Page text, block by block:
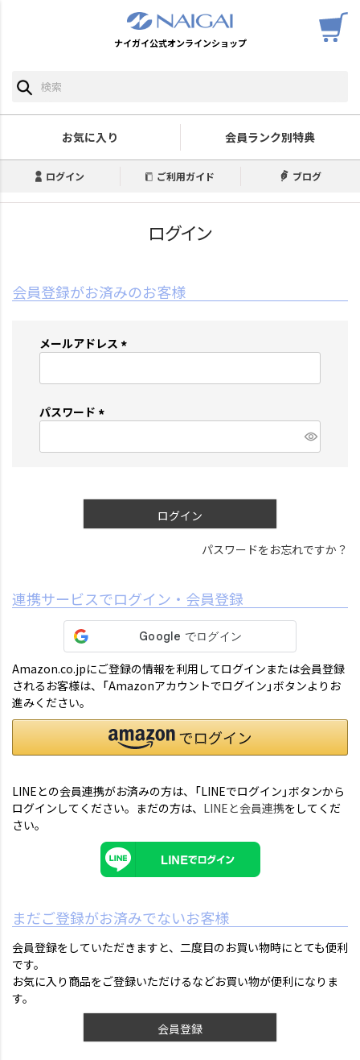
ナイガイ公式オンラインショップ
お気に入り 会員ランク別特典
ログイン ご利用ガイド ブログ
ログイン
会員登録がお済みのお客様
メールアドレス
必
パスワード
必
ログイン
パスワードをお忘れですか？
連携サービスでログイン・会員登録
Amazon.co.jpにご登録の情報を利用してログインまたは会員登録
されるお客様は、「Amazonアカウントでログイン」ボタンよりお
進みください。
LINEとの会員連携がお済みの方は、「LINEでログイン」ボタンから
ログインしてください。まだの方は、 LINEと会員連携をしてくだ
さい。
まだご登録がお済みでないお客様
会員登録をしていただきますと、二度目のお買い物時にとても便利
です。
お気に入り商品をご登録いただけるなどお買い物が便利になりま
す。
会員登録